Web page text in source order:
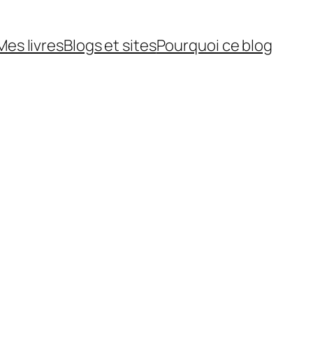
livresBlogs et sitesPourquoi ce blog